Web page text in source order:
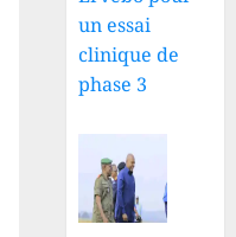
un essai
clinique de
phase 3